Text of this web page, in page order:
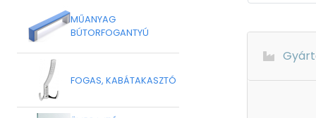
MŰANYAG
BÚTORFOGANTYÚ
FOGAS, KABÁTAKASZTÓ